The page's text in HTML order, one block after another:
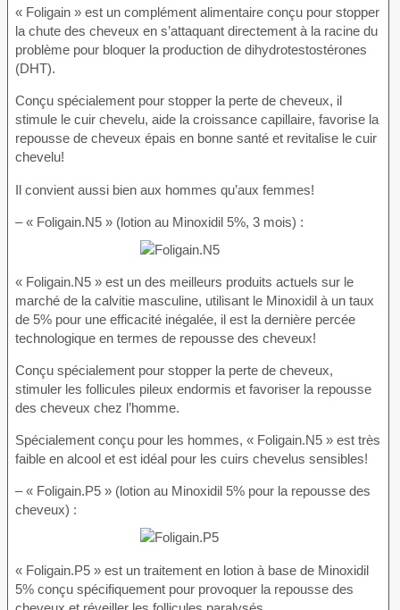
« Foligain » est un complément alimentaire conçu pour stopper
la chute des cheveux en s’attaquant directement à la racine du
problème pour bloquer la production de dihydrotestostérones
(DHT).
Conçu spécialement pour stopper la perte de cheveux, il
stimule le cuir chevelu, aide la croissance capillaire, favorise la
repousse de cheveux épais en bonne santé et revitalise le cuir
chevelu!
Il convient aussi bien aux hommes qu’aux femmes!
– « Foligain.N5 » (lotion au Minoxidil 5%, 3 mois) :
« Foligain.N5 » est un des meilleurs produits actuels sur le
marché de la calvitie masculine, utilisant le Minoxidil à un taux
de 5% pour une efficacité inégalée, il est la dernière percée
technologique en termes de repousse des cheveux!
Conçu spécialement pour stopper la perte de cheveux,
stimuler les follicules pileux endormis et favoriser la repousse
des cheveux chez l’homme.
Spécialement conçu pour les hommes, « Foligain.N5 » est très
faible en alcool et est idéal pour les cuirs chevelus sensibles!
– « Foligain.P5 » (lotion au Minoxidil 5% pour la repousse des
cheveux) :
« Foligain.P5 » est un traitement en lotion à base de Minoxidil
5% conçu spécifiquement pour provoquer la repousse des